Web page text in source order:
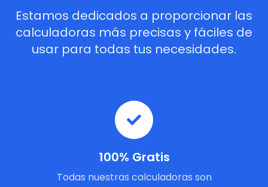
Estamos dedicados a proporcionar las
calculadoras más precisas y fáciles de
usar para todas tus necesidades.
100% Gratis
Todas nuestras calculadoras son